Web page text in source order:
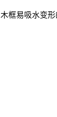
易吸水变形